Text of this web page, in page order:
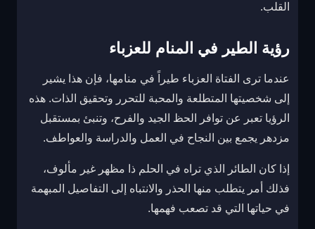
القلب.
رؤية الطير في المنام للعزباء
عندما ترى الفتاة العزباء طيراً في منامها، فإن هذا يشير
إلى شخصيتها المتطلعة والمحبة للتحرر وتحقيق الذات. هذه
الرؤيا تعبر عن توافر الحظ الجيد والفرح، وتنبئ بمستقبل
مزدهر يجمع بين النجاح في العمل والدراسة والعواطف.
إذا كان الطائر الذي تراه في الحلم ذا مظهر غير مألوف،
فذلك أمر يتطلب منها الحذر والانتباه إلى التفاصيل المبهمة
في حياتها التي قد تصعب فهمها.